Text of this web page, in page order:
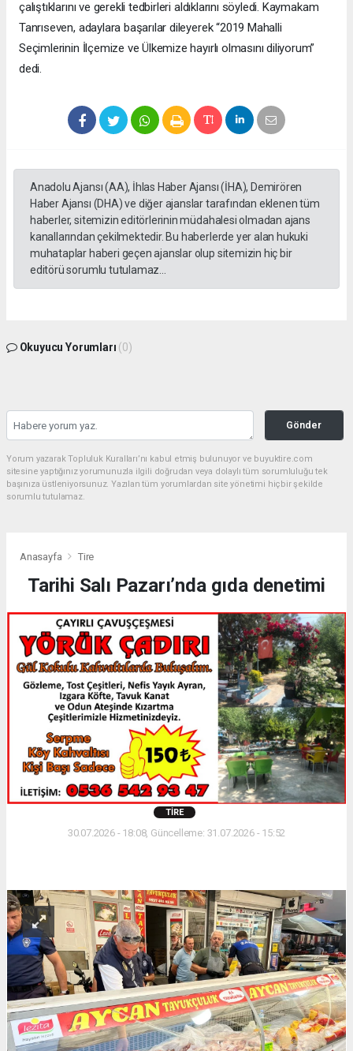
çalıştıklarını ve gerekli tedbirleri aldıklarını söyledi. Kaymakam
Tanrıseven, adaylara başarılar dileyerek “2019 Mahalli
Seçimlerinin İlçemize ve Ülkemize hayırlı olmasını diliyorum”
dedi.
Anadolu Ajansı (AA), İhlas Haber Ajansı (İHA), Demirören
Haber Ajansı (DHA) ve diğer ajanslar tarafından eklenen tüm
haberler, sitemizin editörlerinin müdahalesi olmadan ajans
kanallarından çekilmektedir. Bu haberlerde yer alan hukuki
muhataplar haberi geçen ajanslar olup sitemizin hiç bir
editörü sorumlu tutulamaz...
Okuyucu Yorumları (0)
Gönder
Yorum yazarak Topluluk Kuralları’nı kabul etmiş bulunuyor ve buyuktire.com
sitesine yaptığınız yorumunuzla ilgili doğrudan veya dolaylı tüm sorumluluğu tek
başınıza üstleniyorsunuz. Yazılan tüm yorumlardan site yönetimi hiçbir şekilde
sorumlu tutulamaz.
Anasayfa Tire
Tarihi Salı Pazarı’nda gıda denetimi
TIRE
30.07.2026 - 18:08, Güncelleme: 31.07.2026 - 15:52